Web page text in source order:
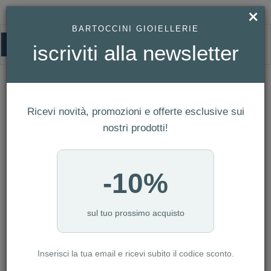
HOMEPAGE ORECCHINI SALVINI - LAVINIA REF. 20076898
Orecchini Salvini - Lavinia Ref.
20076898
×
BARTOCCINI GIOIELLERIE
iscriviti alla newsletter
Ricevi novità, promozioni e offerte esclusive sui
nostri prodotti!
-10%
sul tuo prossimo acquisto
Inserisci la tua email e ricevi subito il codice sconto.